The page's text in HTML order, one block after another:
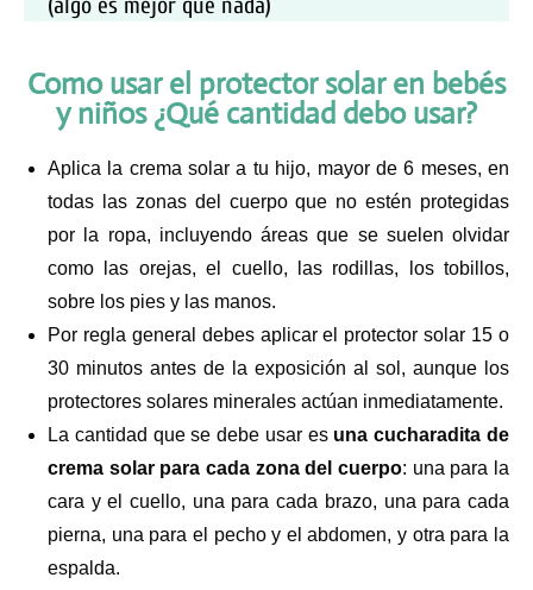
(algo es mejor que nada)
Como usar el protector solar en bebés
y niños ¿Qué cantidad debo usar?
Aplica la crema solar a tu hijo, mayor de 6 meses, en
todas las zonas del cuerpo que no estén protegidas
por la ropa, incluyendo áreas que se suelen olvidar
como las orejas, el cuello, las rodillas, los tobillos,
sobre los pies y las manos.
Por regla general debes aplicar el protector solar 15 o
30 minutos antes de la exposición al sol, aunque los
protectores solares minerales actúan inmediatamente.
La cantidad que se debe usar es una cucharadita de
crema solar para cada zona del cuerpo: una para la
cara y el cuello, una para cada brazo, una para cada
pierna, una para el pecho y el abdomen, y otra para la
espalda.